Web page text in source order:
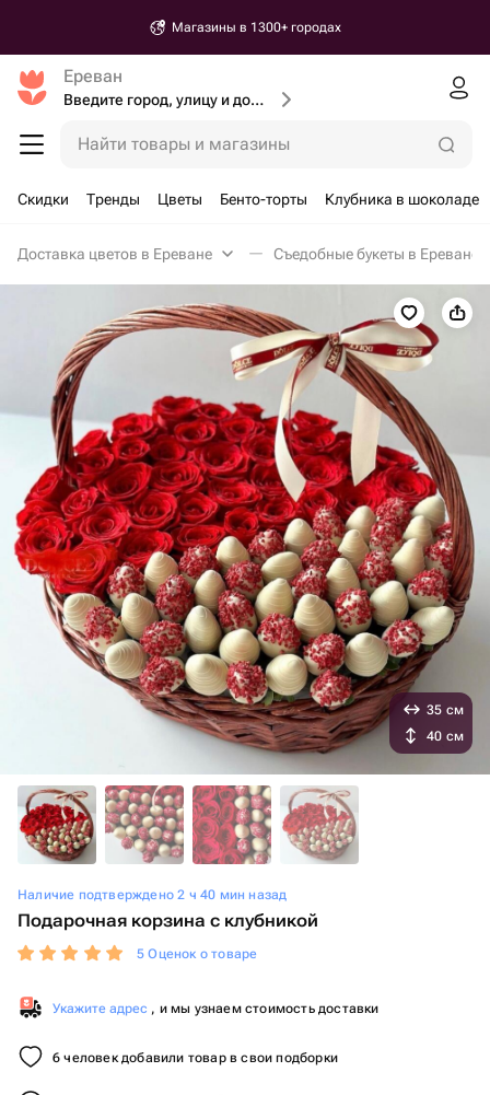
Магазины в 1300+ городах
Ереван
Введите город, улицу и дом доставки
Найти товары и магазины
Скидки Тренды Цветы Бенто-торты Клубника в шоколаде
Доставка цветов в Ереване Съедобные букеты в Ереване
Наличие подтверждено 2 ч 40 мин назад
Подарочная корзина с клубникой
5 Оценок о товаре
Укажите адрес , и мы узнаем стоимость доставки
6 человек добавили товар в свои подборки
35 см
40 см